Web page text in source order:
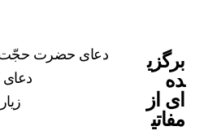
برگزی
ده
ای از
مفاتی
دعای حضرت